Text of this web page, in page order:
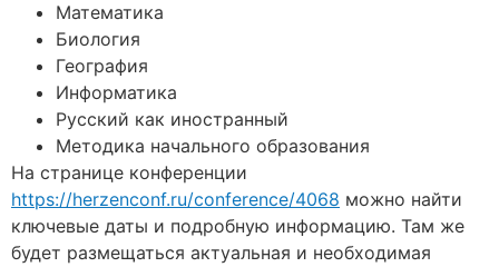
Математика
Биология
География
Информатика
Русский как иностранный
Методика начального образования
На странице конференции
https://herzenconf.ru/conference/4068 можно найти
ключевые даты и подробную информацию. Там же
будет размещаться актуальная и необходимая